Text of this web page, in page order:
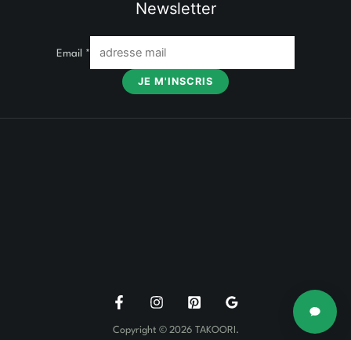
Newsletter
Email *
JE M'INSCRIS
Copyright © 2026 TAKOORI.